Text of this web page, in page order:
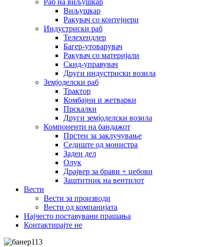
Раб на виљушкар
Виљушкар
Ракувач со контејнери
Индустриски раб
Телехендлер
Багер-утоварувач
Ракувач со материјали
Скид-управувач
Други индустриски возила
Земјоделски раб
Трактор
Комбајни и жетварки
Прскалки
Други земјоделски возила
Компоненти на бандажот
Прстен за заклучување
Седиште од монистра
Заден дел
Олук
Драјвер за брави + џебови
Заштитник на вентилот
Вести
Вести за производи
Вести од компанијата
Најчесто поставувани прашања
Контактирајте не